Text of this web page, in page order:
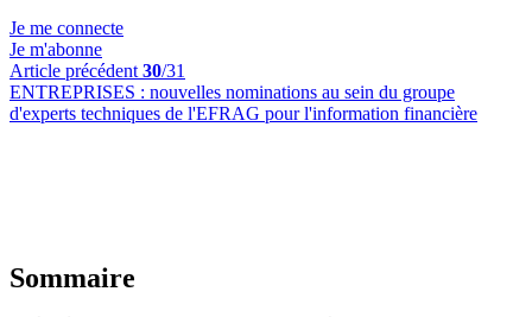
Je me connecte
Je m'abonne
Article précédent 30/31
ENTREPRISES : nouvelles nominations au sein du groupe
d'experts techniques de l'EFRAG pour l'information financière
Sommaire